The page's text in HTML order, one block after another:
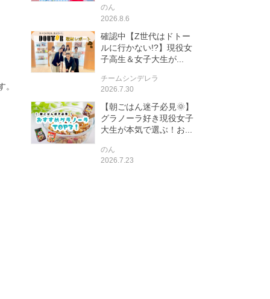
のん
2026.8.6
確認中【Z世代はドトー
ルに行かない!?】現役女
子高生＆女子大生が...
チームシンデレラ
2026.7.30
【朝ごはん迷子必見🌞】
グラノーラ好き現役女子
大生が本気で選ぶ！お...
のん
2026.7.23